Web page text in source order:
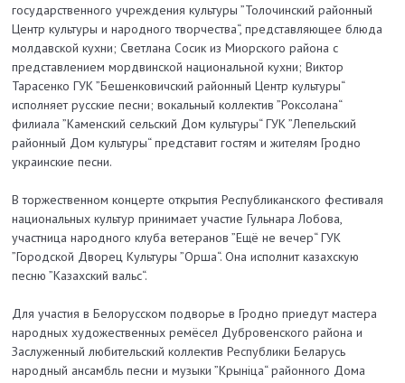
государственного учреждения культуры ”Толочинский районный
Центр культуры и народного творчества“, представляющее блюда
молдавской кухни; Светлана Сосик из Миорского района с
представлением мордвинской национальной кухни; Виктор
Тарасенко ГУК ”Бешенковичский районный Центр культуры“
исполняет русские песни; вокальный коллектив ”Роксолана“
филиала ”Каменский сельский Дом культуры“ ГУК ”Лепельский
районный Дом культуры“ представит гостям и жителям Гродно
украинские песни.
В торжественном концерте открытия Республиканского фестиваля
национальных культур принимает участие Гульнара Лобова,
участница народного клуба ветеранов ”Ещё не вечер“ ГУК
”Городской Дворец Культуры ”Орша“. Она исполнит казахскую
песню ”Казахский вальс“.
Для участия в Белорусском подворье в Гродно приедут мастера
народных художественных ремёсел Дубровенского района и
Заслуженный любительский коллектив Республики Беларусь
народный ансамбль песни и музыки ”Крыніца“ районного Дома